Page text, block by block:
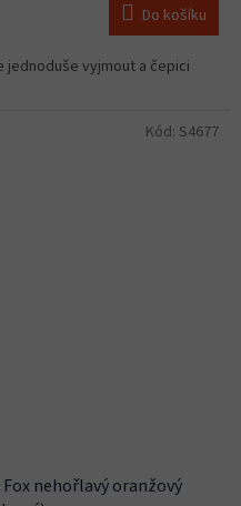
Do košíku
jednoduše vyjmout a čepici
Fox nehořlavý oranžový
Kód: S4677